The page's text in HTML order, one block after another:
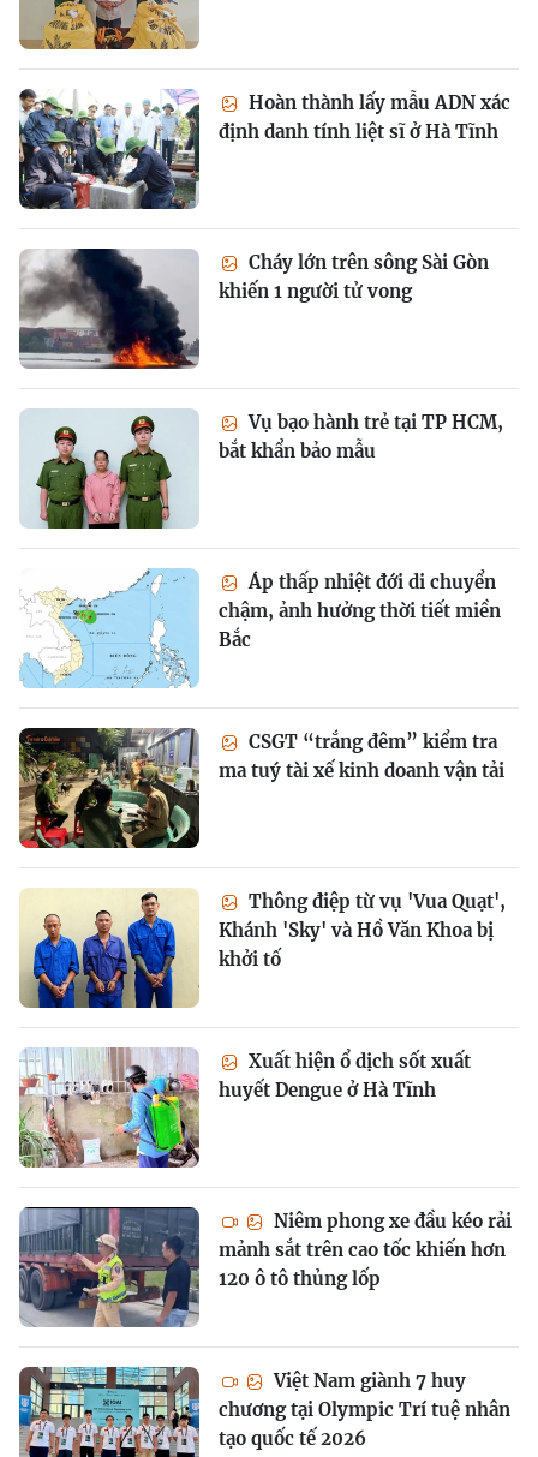
Hoàn thành lấy mẫu ADN xác
định danh tính liệt sĩ ở Hà Tĩnh
Cháy lớn trên sông Sài Gòn
khiến 1 người tử vong
Vụ bạo hành trẻ tại TP HCM,
bắt khẩn bảo mẫu
Áp thấp nhiệt đới di chuyển
chậm, ảnh hưởng thời tiết miền
Bắc
CSGT “trắng đêm” kiểm tra
ma tuý tài xế kinh doanh vận tải
Thông điệp từ vụ 'Vua Quạt',
Khánh 'Sky' và Hồ Văn Khoa bị
khởi tố
Xuất hiện ổ dịch sốt xuất
huyết Dengue ở Hà Tĩnh
Niêm phong xe đầu kéo rải
mảnh sắt trên cao tốc khiến hơn
120 ô tô thủng lốp
Việt Nam giành 7 huy
chương tại Olympic Trí tuệ nhân
tạo quốc tế 2026